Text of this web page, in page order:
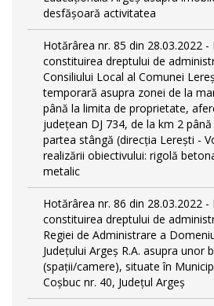
desfășoară activitatea
Hotărârea nr. 85 din 28.03.2022
constituirea dreptului de
Consiliului Local al Comunei
temporară asupra zonei de la
până la limita de proprietate,
județean DJ 734, de la km 2
partea stângă (direcția Lerești -
realizării obiectivului: rigolă
metalic
Hotărârea nr. 86 din 28.03.2022
constituirea dreptului de
Regiei de Administrare a
Județului Argeș R.A. asupra unor
(spații/camere), situate în
Coșbuc nr. 40, Județul Argeș